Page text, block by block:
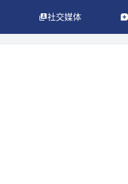
社交媒体